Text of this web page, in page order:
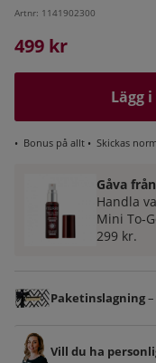
Artnr: 1141902300
499 kr
Lägg
• Bonus på allt • Skickas
Gåva
Handla
Mini
299 kr.
Paketinslagning
Vill du ha